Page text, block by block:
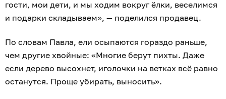
гости, мои дети, и мы ходим вокруг ёлки, веселимся
и подарки складываем», — поделился продавец.
По словам Павла, ели осыпаются гораздо раньше,
чем другие хвойные: «Многие берут пихты. Даже
если дерево высохнет, иголочки на ветках всё равно
останутся. Проще убирать, выносить».